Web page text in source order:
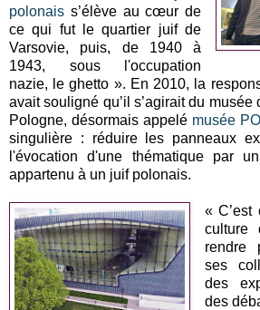
polonais s’élève au cœur de
ce qui fut le quartier juif de
Varsovie, puis, de 1940 à
1943, sous l'occupation
nazie, le ghetto ». En 2010, la
avait souligné qu’il s’agirait du musée
Pologne, désormais appelé musée
singulière : réduire les panneaux
l'évocation d'une thématique par
appartenu à un juif polonais.
« C’est
culture
rendre
ses
des
des